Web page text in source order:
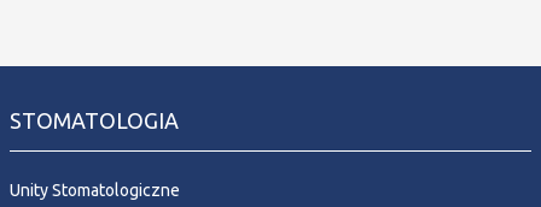
STOMATOLOGIA
Unity Stomatologiczne